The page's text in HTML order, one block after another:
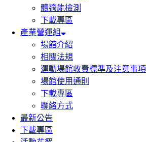
體適能檢測
下載專區
產業營運組
場館介紹
相關法規
運動場館收費標準及注意事項
場館使用通則
下載專區
聯絡方式
最新公告
下載專區